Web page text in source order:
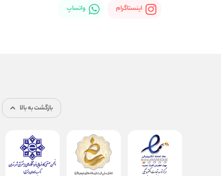
اینستاگرام واتساپ
بازگشت به بالا